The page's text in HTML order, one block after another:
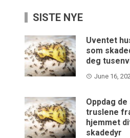
SISTE NYE
Uventet
som
deg
June 16,
Oppdag
truslene
hjemmet
skadedyr